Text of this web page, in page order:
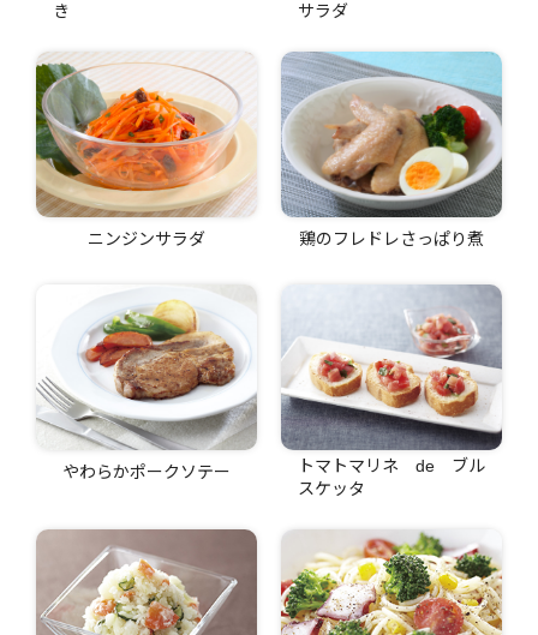
き
サラダ
ニンジンサラダ 鶏のフレドレさっぱり煮
やわらかポークソテー
トマトマリネ de ブル
スケッタ